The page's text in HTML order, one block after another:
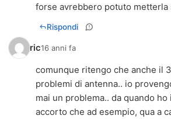
forse avrebbero potuto metterla
Rispondi
ric16 anni fa
comunque ritengo che anche il
problemi di antenna.. io
mai un problema.. da quando
accorto che ad esempio, qua a